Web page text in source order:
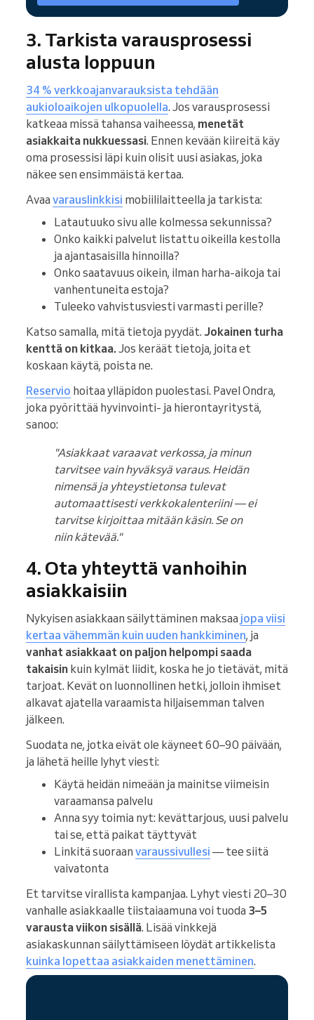
3. Tarkista varausprosessi
alusta loppuun
34 % verkkoajanvarauksista tehdään
aukioloaikojen ulkopuolella. Jos varausprosessi
katkeaa missä tahansa vaiheessa, menetät
asiakkaita nukkuessasi. Ennen kevään kiireitä käy
oma prosessisi läpi kuin olisit uusi asiakas, joka
näkee sen ensimmäistä kertaa.
Avaa varauslinkkisi mobiililaitteella ja tarkista:
Latautuuko sivu alle kolmessa sekunnissa?
Onko kaikki palvelut listattu oikeilla kestolla
ja ajantasaisilla hinnoilla?
Onko saatavuus oikein, ilman harha-aikoja tai
vanhentuneita estoja?
Tuleeko vahvistusviesti varmasti perille?
Katso samalla, mitä tietoja pyydät. Jokainen turha
kenttä on kitkaa.Jos keräät tietoja, joita et
koskaan käytä, poista ne.
Reservio hoitaa ylläpidon puolestasi. Pavel Ondra,
joka pyörittää hyvinvointi- ja hierontayritystä,
sanoo:
"Asiakkaat varaavat verkossa, ja minun
tarvitsee vain hyväksyä varaus. Heidän
nimensä ja yhteystietonsa tulevat
automaattisesti verkkokalenteriini — ei
tarvitse kirjoittaa mitään käsin. Se on
niin kätevää."
4. Ota yhteyttä vanhoihin
asiakkaisiin
Nykyisen asiakkaan säilyttäminen maksaa jopa viisi
kertaa vähemmän kuin uuden hankkiminen, ja
vanhat asiakkaat on paljon helpompi saada
takaisin kuin kylmät liidit, koska he jo tietävät, mitä
tarjoat. Kevät on luonnollinen hetki, jolloin ihmiset
alkavat ajatella varaamista hiljaisemman talven
jälkeen.
Suodata ne, jotka eivät ole käyneet 60–90 päivään,
ja lähetä heille lyhyt viesti:
Käytä heidän nimeään ja mainitse viimeisin
varaamansa palvelu
Anna syy toimia nyt: kevättarjous, uusi palvelu
tai se, että paikat täyttyvät
Linkitä suoraan varaussivullesi — tee siitä
vaivatonta
Et tarvitse virallista kampanjaa. Lyhyt viesti 20–30
vanhalle asiakkaalle tiistaiaamuna voi tuoda 3–5
varausta viikon sisällä. Lisää vinkkejä
asiakaskunnan säilyttämiseen löydät artikkelista
kuinka lopettaa asiakkaiden menettäminen.